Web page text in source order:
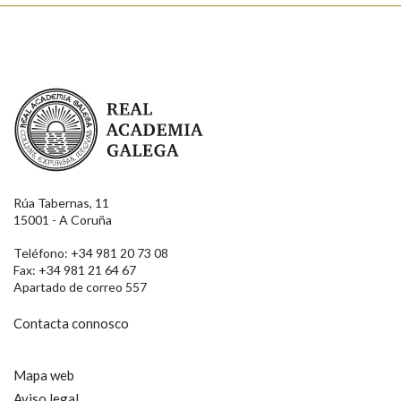
Real Academia Galega
Rúa Tabernas, 11
15001 - A Coruña
Teléfono: +34 981 20 73 08
Fax: +34 981 21 64 67
Apartado de correo 557
Contacta connosco
Mapa web